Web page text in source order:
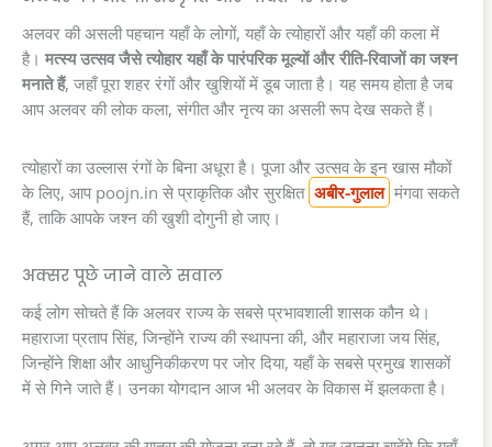
अलवर की असली पहचान यहाँ के लोगों, यहाँ के त्योहारों और यहाँ की कला में
है। मत्स्य उत्सव जैसे त्योहार यहाँ के पारंपरिक मूल्यों और रीति-रिवाजों का जश्न
मनाते हैं, जहाँ पूरा शहर रंगों और खुशियों में डूब जाता है। यह समय होता है जब
आप अलवर की लोक कला, संगीत और नृत्य का असली रूप देख सकते हैं।
त्योहारों का उल्लास रंगों के बिना अधूरा है। पूजा और उत्सव के इन खास मौकों
के लिए, आप poojn.in से प्राकृतिक और सुरक्षित अबीर-गुलाल मंगवा सकते
हैं, ताकि आपके जश्न की खुशी दोगुनी हो जाए।
अक्सर पूछे जाने वाले सवाल
कई लोग सोचते हैं कि अलवर राज्य के सबसे प्रभावशाली शासक कौन थे।
महाराजा प्रताप सिंह, जिन्होंने राज्य की स्थापना की, और महाराजा जय सिंह,
जिन्होंने शिक्षा और आधुनिकीकरण पर जोर दिया, यहाँ के सबसे प्रमुख शासकों
में से गिने जाते हैं। उनका योगदान आज भी अलवर के विकास में झलकता है।